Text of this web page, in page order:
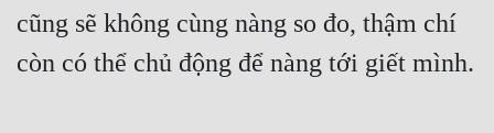
cũng sẽ không cùng nàng so đo, thậm chí
còn có thể chủ động để nàng tới giết mình.